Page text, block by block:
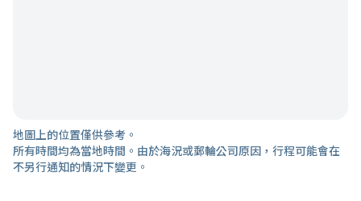
地圖上的位置僅供參考。
所有時間均為當地時間。由於海況或郵輪公司原因，行程可能會在
不另行通知的情況下變更。